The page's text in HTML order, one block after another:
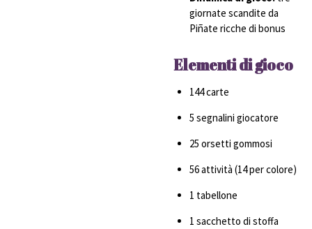
giornate scandite da
Piñate ricche di bonus
Elementi di gioco
144 carte
5 segnalini giocatore
25 orsetti gommosi
56 attività (14 per colore)
1 tabellone
1 sacchetto di stoffa